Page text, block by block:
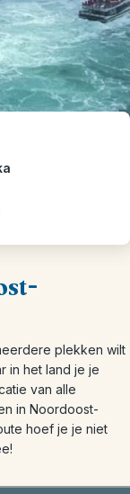
plekken wilt
in het land je je
van alle
in Noordoost-
hoef je je niet